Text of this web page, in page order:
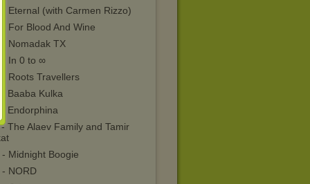
- Eternal (with Carmen Rizzo)
For Blood And Wine
Nomadak TX
- In 0 to ∞
Roots Travellers
- Baaba Kulka
- Endorphina
The Alaev Family and Tamir
- Midnight Boogie
- NORD